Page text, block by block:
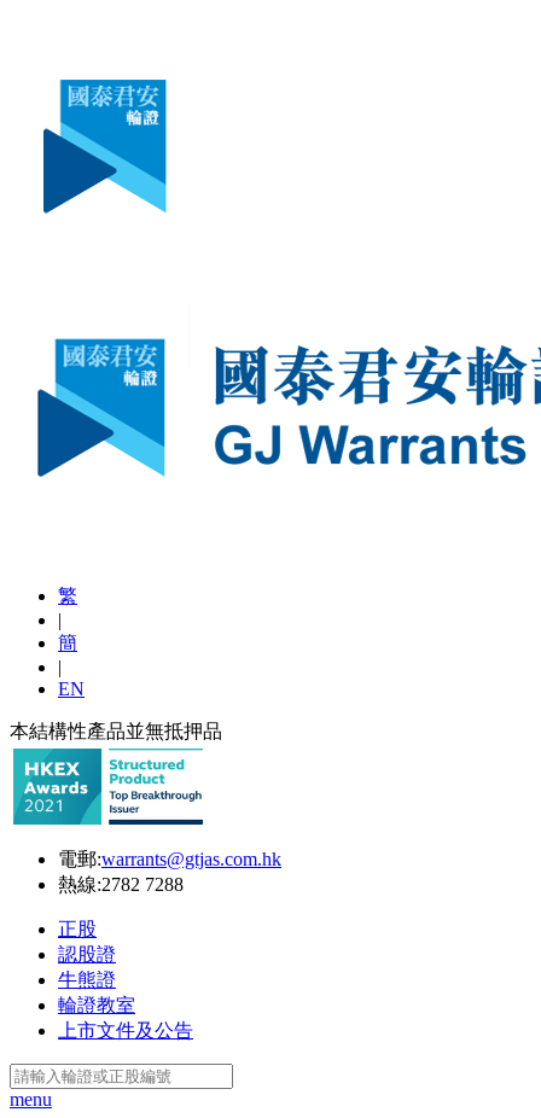
繁
|
簡
|
EN
本結構性產品並無抵押品
電郵:warrants@gtjas.com.hk
熱線:2782 7288
正股
認股證
牛熊證
輪證教室
上市文件及公告
menu